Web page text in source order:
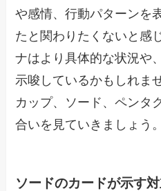
や感情、行動パターンを
たと関わりたくないと感
ナはより具体的な状況や、
示唆しているかもしれま
カップ、ソード、ペンタ
合いを見ていきましょう。
ソードのカードが示す